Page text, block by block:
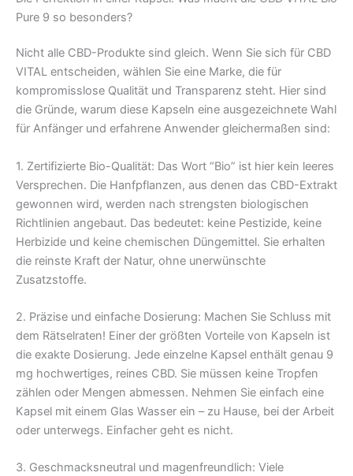
Pure 9 so besonders?
Nicht alle CBD-Produkte sind gleich. Wenn Sie sich für CBD
VITAL entscheiden, wählen Sie eine Marke, die für
kompromisslose Qualität und Transparenz steht. Hier sind
die Gründe, warum diese Kapseln eine ausgezeichnete Wahl
für Anfänger und erfahrene Anwender gleichermaßen sind:
1. Zertifizierte Bio-Qualität: Das Wort “Bio” ist hier kein leeres
Versprechen. Die Hanfpflanzen, aus denen das CBD-Extrakt
gewonnen wird, werden nach strengsten biologischen
Richtlinien angebaut. Das bedeutet: keine Pestizide, keine
Herbizide und keine chemischen Düngemittel. Sie erhalten
die reinste Kraft der Natur, ohne unerwünschte
Zusatzstoffe.
2. Präzise und einfache Dosierung: Machen Sie Schluss mit
dem Rätselraten! Einer der größten Vorteile von Kapseln ist
die exakte Dosierung. Jede einzelne Kapsel enthält genau 9
mg hochwertiges, reines CBD. Sie müssen keine Tropfen
zählen oder Mengen abmessen. Nehmen Sie einfach eine
Kapsel mit einem Glas Wasser ein – zu Hause, bei der Arbeit
oder unterwegs. Einfacher geht es nicht.
3. Geschmacksneutral und magenfreundlich: Viele